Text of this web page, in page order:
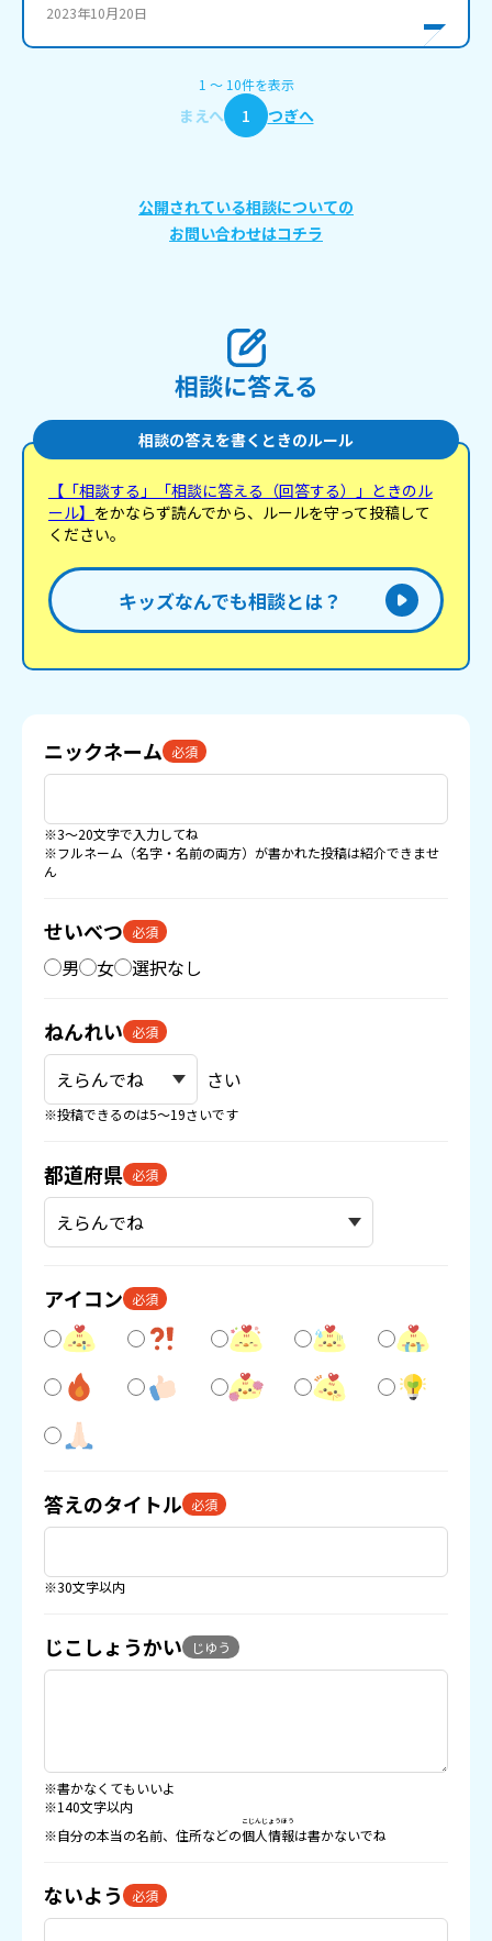
2023年10月20日
1 〜 10件を表示
まえへ 1 つぎへ
公開されている相談についての
お問い合わせはコチラ
相談に答える
相談の答えを書くときのルール
【「相談する」「相談に答える（回答する）」ときのル
ール】 をかならず読んでから、ルールを守って投稿して
ください。
キッズなんでも相談とは？
ニックネーム 必須
※3〜20文字で入力してね
※フルネーム（名字・名前の両方）が書かれた投稿は紹介できませ
ん
せいべつ 必須
男 女 選択なし
ねんれい 必須
さい
※投稿できるのは5〜19さいです
都道府県 必須
アイコン 必須
答えのタイトル 必須
※30文字以内
じこしょうかい じゆう
※書かなくてもいいよ
※140文字以内
※自分の本当の名前、住所などの個人情報
こじんじょうほう
は書かないでね
ないよう 必須